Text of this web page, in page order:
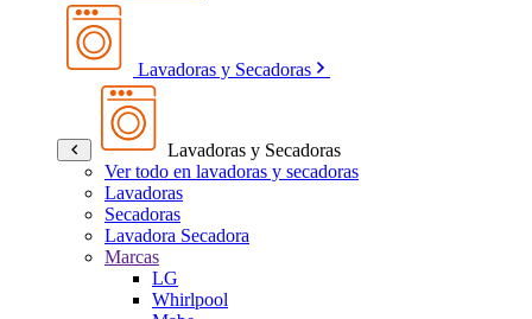
Lavadoras y Secadoras
Lavadoras y Secadoras
Ver todo en lavadoras y secadoras
Lavadoras
Secadoras
Lavadora Secadora
Marcas
LG
Whirlpool